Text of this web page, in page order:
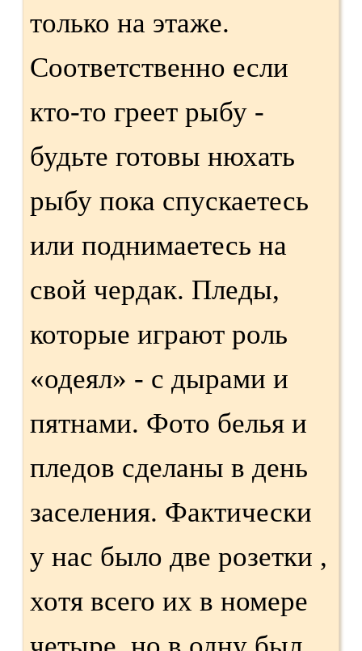
только на этаже.
Соответственно если
кто-то греет рыбу -
будьте готовы нюхать
рыбу пока спускаетесь
или поднимаетесь на
свой чердак. Пледы,
которые играют роль
«одеял» - с дырами и
пятнами. Фото белья и
пледов сделаны в день
заселения. Фактически
у нас было две розетки ,
хотя всего их в номере